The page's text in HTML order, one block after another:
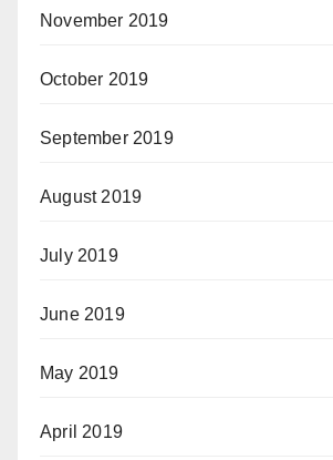
November 2019
October 2019
September 2019
August 2019
July 2019
June 2019
May 2019
April 2019